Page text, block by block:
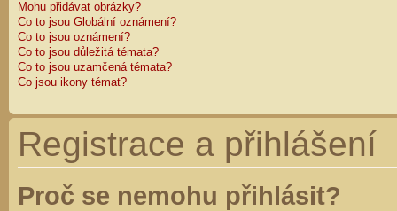
Mohu přidávat obrázky?
Co to jsou Globální oznámení?
Co to jsou oznámení?
Co to jsou důležitá témata?
Co to jsou uzamčená témata?
Co jsou ikony témat?
Registrace a přihlášení
Proč se nemohu přihlásit?